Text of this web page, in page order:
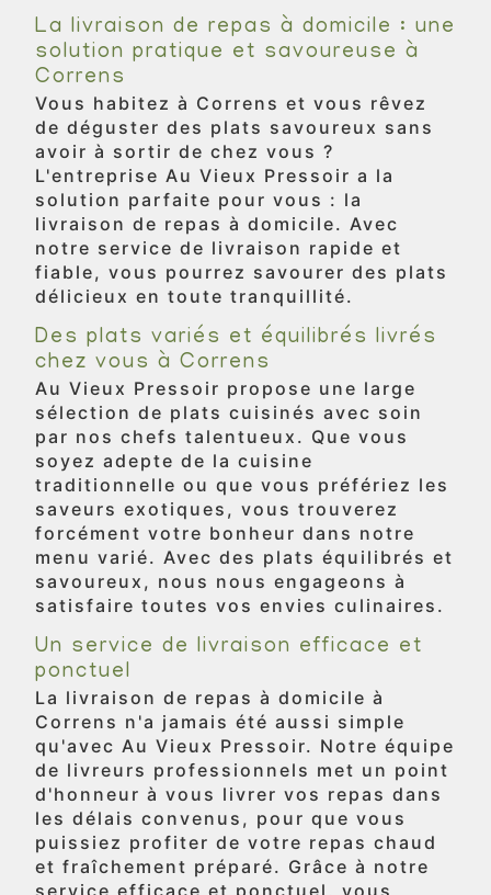
La livraison de repas à domicile : une
solution pratique et savoureuse à
Correns
Vous habitez à Correns et vous rêvez
de déguster des plats savoureux sans
avoir à sortir de chez vous ?
L'entreprise Au Vieux Pressoir a la
solution parfaite pour vous : la
livraison de repas à domicile. Avec
notre service de livraison rapide et
fiable, vous pourrez savourer des plats
délicieux en toute tranquillité.
Des plats variés et équilibrés livrés
chez vous à Correns
Au Vieux Pressoir propose une large
sélection de plats cuisinés avec soin
par nos chefs talentueux. Que vous
soyez adepte de la cuisine
traditionnelle ou que vous préfériez les
saveurs exotiques, vous trouverez
forcément votre bonheur dans notre
menu varié. Avec des plats équilibrés et
savoureux, nous nous engageons à
satisfaire toutes vos envies culinaires.
Un service de livraison efficace et
ponctuel
La livraison de repas à domicile à
Correns n'a jamais été aussi simple
qu'avec Au Vieux Pressoir. Notre équipe
de livreurs professionnels met un point
d'honneur à vous livrer vos repas dans
les délais convenus, pour que vous
puissiez profiter de votre repas chaud
et fraîchement préparé. Grâce à notre
service efficace et ponctuel, vous